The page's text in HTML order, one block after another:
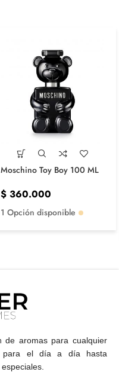
Moschino Toy Boy 100 ML
$ 360.000
1 Opción disponible
de aromas para cualquier
para el día a día hasta